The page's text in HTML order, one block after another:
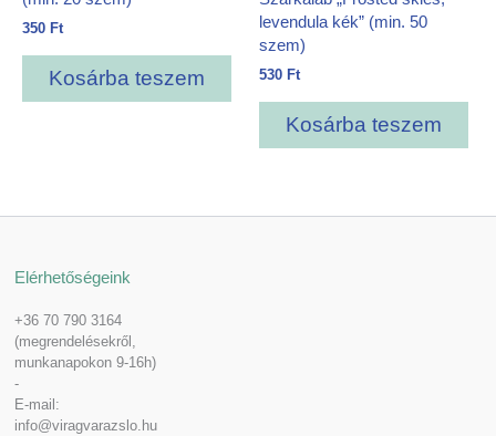
350 Ft
Kosárba teszem
levendula kék” (min. 50
szem)
530 Ft
Kosárba teszem
Elérhetőségeink
+36 70 790 3164
(megrendelésekről,
munkanapokon 9-16h)
-
E-mail:
info@viragvarazslo.hu